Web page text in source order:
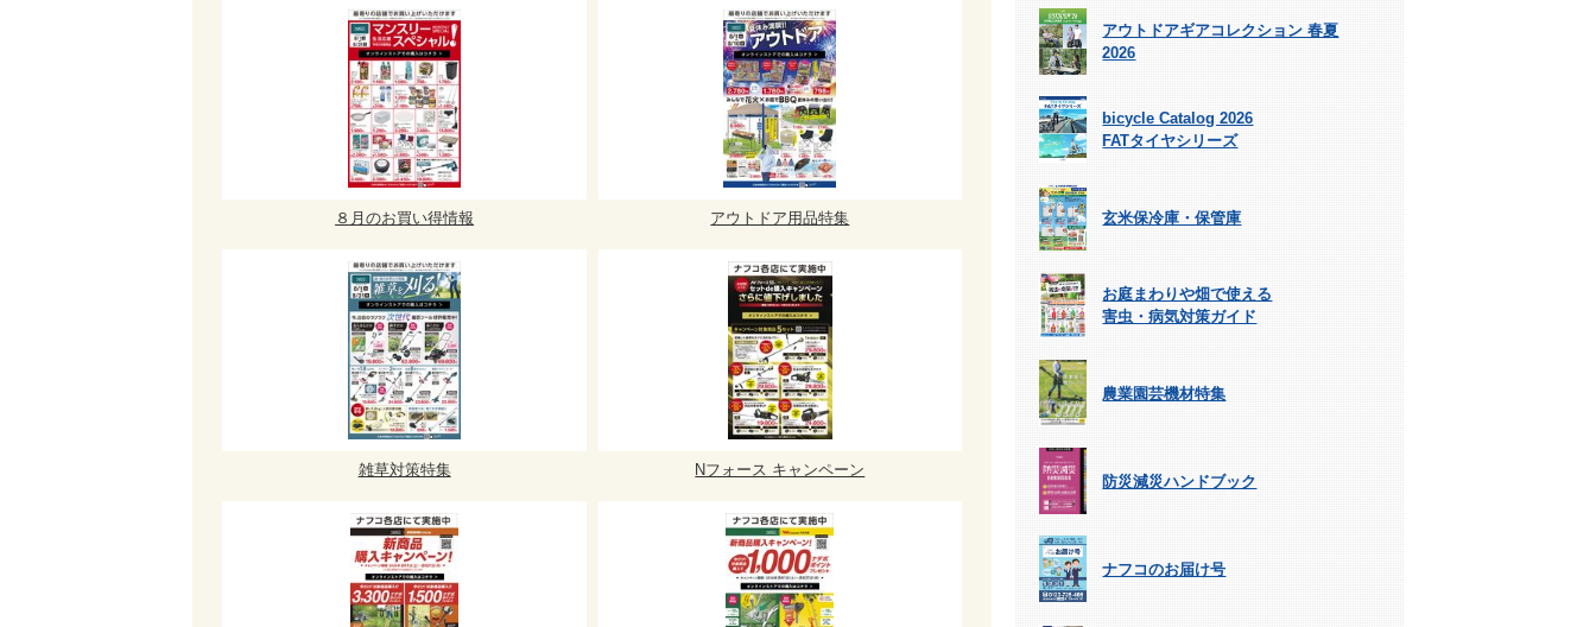
８月のお買い得情報 アウトドア用品特集
雑草対策特集 Nフォース キャンペーン
アウトドアギアコレクション 春夏
2026
bicycle Catalog 2026
FATタイヤシリーズ
玄米保冷庫・保管庫
お庭まわりや畑で使える
害虫・病気対策ガイド
農業園芸機材特集
防災減災ハンドブック
ナフコのお届け号